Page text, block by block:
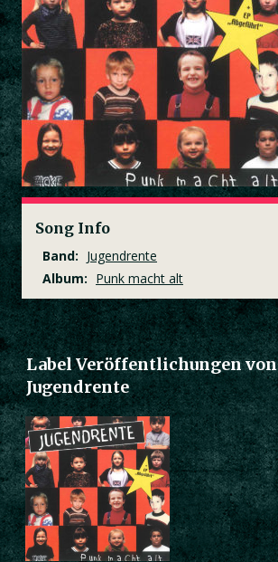
Song Info
Band: Jugendrente
Album: Punk macht alt
Label Veröffentlichungen von
Jugendrente